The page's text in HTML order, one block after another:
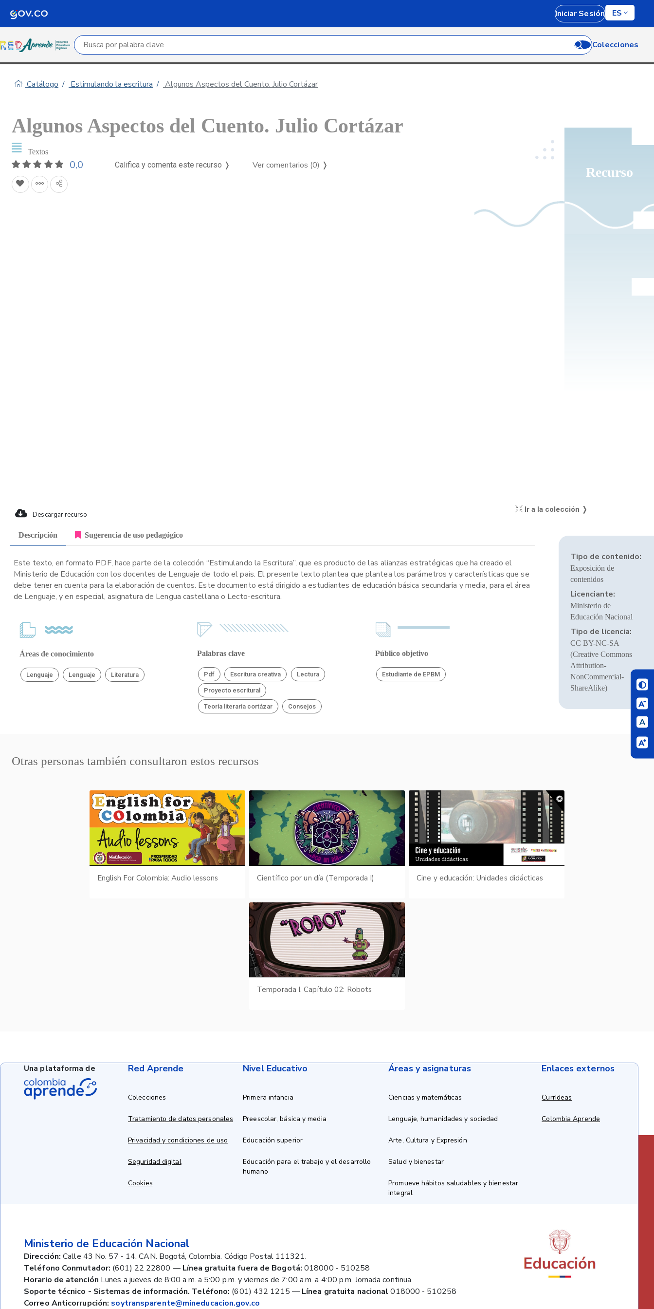
Iniciar Sesión ES
Campo de búsqueda por palabra clave Colecciones
Catálogo Estimulando la escritura Algunos Aspectos del Cuento. Julio Cortázar
Recurso
Algunos Aspectos del Cuento. Julio Cortázar
Textos
0,0 Califica y comenta este recurso ❭ Ver comentarios (0) ❭
Descargar recurso
Ir a la colección ❭
Descripción Sugerencia de uso pedagógico
Este texto, en formato PDF, hace parte de la colección “Estimulando la Escritura”, que es producto de las alianzas estratégicas que ha creado el
Ministerio de Educación con los docentes de Lenguaje de todo el país. El presente texto plantea que plantea los parámetros y características que se
debe tener en cuenta para la elaboración de cuentos. Este documento está dirigido a estudiantes de educación básica secundaria y media, para el área
de Lenguaje, y en especial, asignatura de Lengua castellana o Lecto-escritura.
Áreas de conocimiento
Lenguaje Lenguaje Literatura
Palabras clave
Pdf Escritura creativa Lectura
Proyecto escritural
Teoría literaria cortázar Consejos
Público objetivo
Estudiante de EPBM
Tipo de contenido:
Exposición de
contenidos
Licenciante:
Ministerio de
Educación Nacional
Tipo de licencia:
CC BY-NC-SA
(Creative Commons
Attribution-
NonCommercial-
ShareAlike)
Otras personas también consultaron estos recursos
English For Colombia: Audio lessons Científico por un día (Temporada I) Cine y educación: Unidades didácticas
Temporada I. Capítulo 02: Robots
Red Aprende
Colecciones
Tratamiento de datos personales
Privacidad y condiciones de uso
Seguridad digital
Cookies
Nivel Educativo
Primera infancia
Preescolar, básica y media
Educación superior
Educación para el trabajo y el desarrollo
humano
Áreas y asignaturas
Ciencias y matemáticas
Lenguaje, humanidades y sociedad
Arte, Cultura y Expresión
Salud y bienestar
Promueve hábitos saludables y bienestar
integral
Enlaces externos
CurrIdeas
Colombia Aprende
Ministerio de Educación Nacional
Dirección: Calle 43 No. 57 - 14. CAN. Bogotá, Colombia. Código Postal 111321.
Teléfono Conmutador: (601) 22 22800 — Línea gratuita fuera de Bogotá: 018000 - 510258
Horario de atención Lunes a jueves de 8:00 a.m. a 5:00 p.m. y viernes de 7:00 a.m. a 4:00 p.m. Jornada continua.
Soporte técnico - Sistemas de información. Teléfono: (601) 432 1215 — Línea gratuita nacional 018000 - 510258
Correo Anticorrupción: soytransparente@mineducacion.gov.co
Una plataforma de